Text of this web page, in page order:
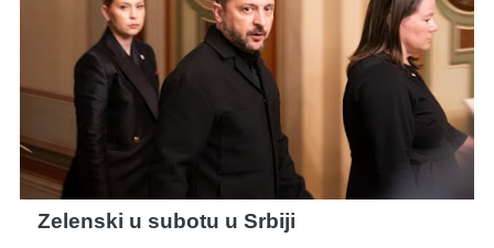
Zelenski u subotu u Srbiji